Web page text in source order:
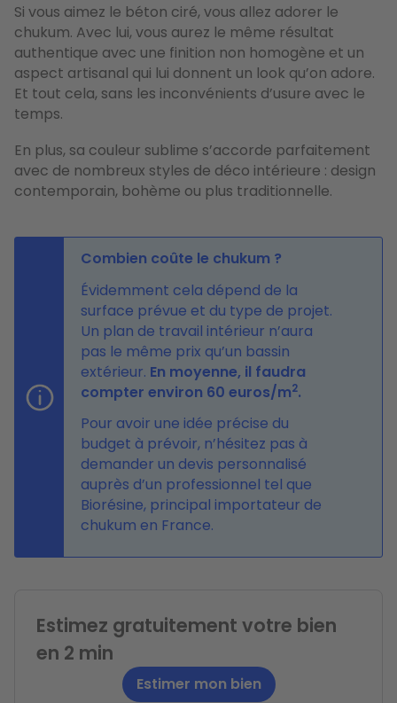
Si vous aimez le béton ciré, vous allez adorer le
chukum. Avec lui, vous aurez le même résultat
authentique avec une finition non homogène et un
aspect artisanal qui lui donnent un look qu’on adore.
Et tout cela, sans les inconvénients d’usure avec le
temps.
En plus, sa couleur sublime s’accorde parfaitement
avec de nombreux styles de déco intérieure : design
contemporain, bohème ou plus traditionnelle.
Combien coûte le chukum ?
Évidemment cela dépend de la
surface prévue et du type de projet.
Un plan de travail intérieur n’aura
pas le même prix qu’un bassin
extérieur. En moyenne, il faudra
compter environ 60 euros/m2.
Pour avoir une idée précise du
budget à prévoir, n’hésitez pas à
demander un devis personnalisé
auprès d’un professionnel tel que
Biorésine, principal importateur de
chukum en France.
Estimez gratuitement votre bien
en 2 min
Estimer mon bien